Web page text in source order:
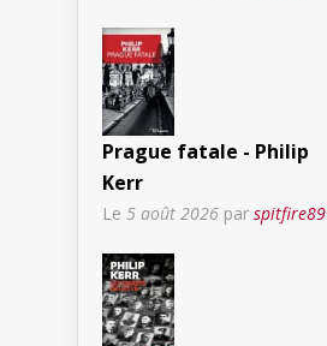
Prague fatale - Philip
Kerr
Le 5 août 2026 par spitfire89